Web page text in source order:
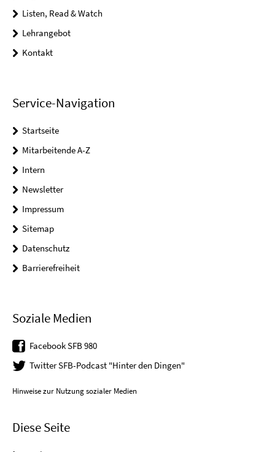
Listen, Read & Watch
Lehrangebot
Kontakt
Service-Navigation
Startseite
Mitarbeitende A-Z
Intern
Newsletter
Impressum
Sitemap
Datenschutz
Barrierefreiheit
Soziale Medien
Facebook SFB 980
Twitter SFB-Podcast "Hinter den Dingen"
Hinweise zur Nutzung sozialer Medien
Diese Seite